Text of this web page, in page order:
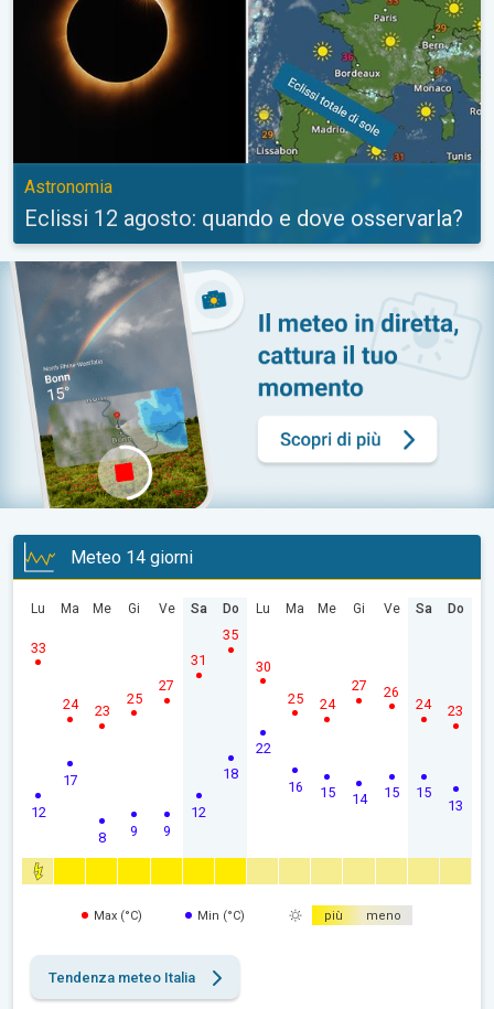
Astronomia
Eclissi 12 agosto: quando e dove osservarla?
Meteo 14 giorni
Lu
12
33
Ma
17
24
Me
8
23
Gi
9
25
Ve
9
27
Sa
12
31
Do
18
35
Lu
22
30
Ma
16
25
Me
15
24
Gi
14
27
Ve
15
26
Sa
15
24
Do
13
23
Max (°C) Min (°C) più meno
Tendenza meteo Italia